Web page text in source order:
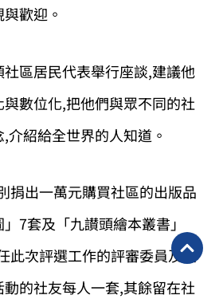
歡迎。
區居民代表舉行座談,建議他
數位化,把他們與眾不同的社
介紹給全世界的人知道。
出一萬元購買社區的出版品
」7套及「九讃頭繪本叢書」
此次評選工作的評審委員及其
的社友每人一套,其餘留在社